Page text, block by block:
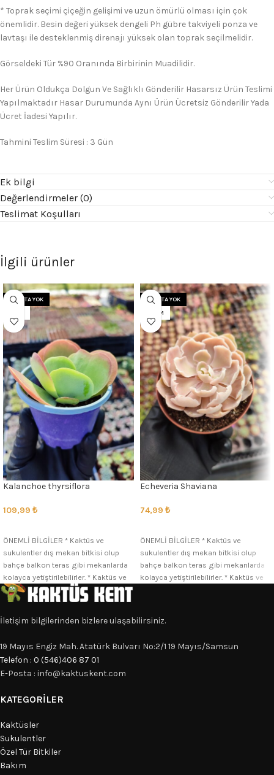
* Toprak seçimi çiçeğin gelişimi ve uzun ömürlü olması için çok
önemlidir. Besin değeri yüksek dengeli Ph gübre takviyeli ponza ve
lavtaşı ile desteklenmiş direnajı yüksek olan toprak seçilmelidir.
Görseldeki Tür %90 Oranında Birbirinin Muadilidir.
Her Ürün Oldukça Dolgun Ve Sağlıklı Gönderilir Hasarsız Ürün Teslimi
Yapılmaktadır Hasar Durumunda Aynı Ürün Ücretsiz Gönderilir Yada
Ücret İadesi Yapılır.
Tahmini Teslim Süresi : 3 Gün
Ek bilgi
Değerlendirmeler (0)
Teslimat Koşulları
İlgili ürünler
STOKTA YOK
Kalanchoe thyrsiflora
109,99 ₺
ÖNEMLİ BİLGİLER * Kaktüs ve
sukulentler dış mekan bitkisi olup
bahçe balkon teras gibi mekanlarda
kolayca yetiştirilebilirler. * Kaktüs ve
STOKTA YOK
8.5CM
Echeveria Shaviana
74,99 ₺
ÖNEMLİ BİLGİLER * Kaktüs ve
sukulentler dış mekan bitkisi olup
bahçe balkon teras gibi mekanlarda
kolayca yetiştirilebilirler. * Kaktüs ve
İletişim bilgilerinden bizlere ulaşabilirsiniz.
19 Mayıs Engiz Mah. Atatürk Bulvarı No:2/1 19 Mayıs/Samsun
Telefon : 0 (546)406 87 01
E-Posta : info@kaktuskent.com
KATEGORILER
Kaktüsler
Sukulentler
Özel Tür Bitkiler
Bakım